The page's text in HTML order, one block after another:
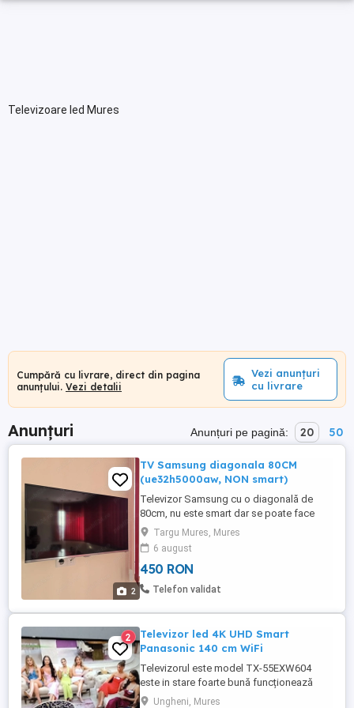
Televizoare led Mures
Cumpără cu livrare, direct din pagina
anunțului. Vezi detalii
Vezi anunțuri
cu livrare
Anunțuri Anunțuri pe pagină: 20 50
2
TV Samsung diagonala 80CM
(ue32h5000aw, NON smart)
Televizor Samsung cu o diagonală de
80cm, nu este smart dar se poate face
prin telefonul mobil! Rezolutie FULL HD
(1080p) NU ere niciun defect! NU schimb!
Targu Mures, Mures
6 august
450 RON
Telefon validat
2
Televizor led 4K UHD Smart
Panasonic 140 cm WiFi
Televizorul este model TX-55EXW604
este in stare foarte bună funcționează
foarte bine Diagonala ecranului: 55 de inci
Ungheni, Mures